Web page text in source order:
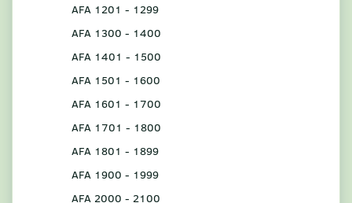
AFA 1201 - 1299
AFA 1300 - 1400
AFA 1401 - 1500
AFA 1501 - 1600
AFA 1601 - 1700
AFA 1701 - 1800
AFA 1801 - 1899
AFA 1900 - 1999
AFA 2000 - 2100